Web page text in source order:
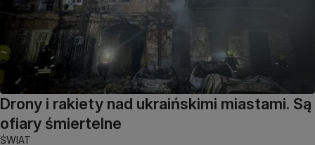
Drony i rakiety nad ukraińskimi miastami. Są
ofiary śmiertelne
ŚWIAT